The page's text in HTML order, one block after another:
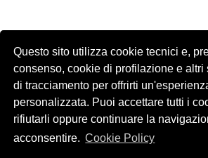
Questo sito utilizza cookie tecnici e,
consenso, cookie di profilazione e altri
di tracciamento per offrirti
personalizzata. Puoi accettare tutti i
rifiutarli oppure continuare la
acconsentire. Cookie Policy
Template byThemeXpose. Tutti le immagini